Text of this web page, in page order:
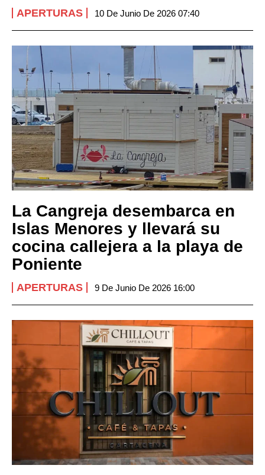
APERTURAS 10 De Junio De 2026 07:40
La Cangreja desembarca en
Islas Menores y llevará su
cocina callejera a la playa de
Poniente
APERTURAS 9 De Junio De 2026 16:00